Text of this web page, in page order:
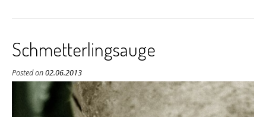
Schmetterlingsauge
Posted on02.06.2013